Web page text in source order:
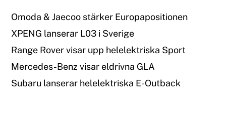
Omoda & Jaecoo stärker Europapositionen
XPENG lanserar L03 i Sverige
Range Rover visar upp helelektriska Sport
Mercedes-Benz visar eldrivna GLA
Subaru lanserar helelektriska E-Outback